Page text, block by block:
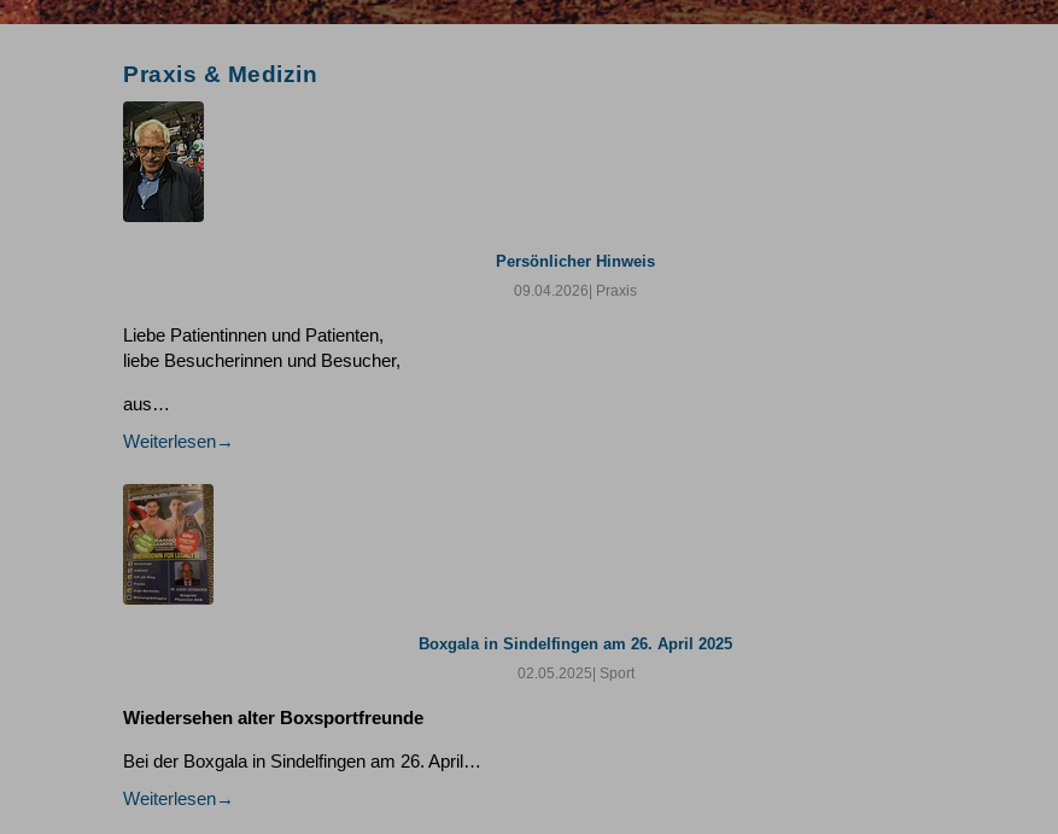
Praxis & Medizin
Persönlicher Hinweis
09.04.2026 | Praxis
Liebe Patientinnen und Patienten,
liebe Besucherinnen und Besucher,
aus…
Weiterlesen
Boxgala in Sindelfingen am 26. April 2025
02.05.2025 | Sport
Wiedersehen alter Boxsportfreunde
Bei der Boxgala in Sindelfingen am 26. April…
Weiterlesen